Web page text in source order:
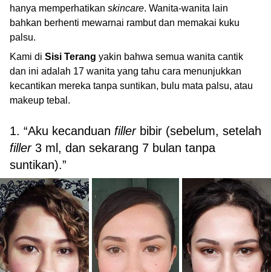
hanya memperhatikan skincare. Wanita-wanita lain
bahkan berhenti mewarnai rambut dan memakai kuku
palsu.
Kami di Sisi Terang yakin bahwa semua wanita cantik
dan ini adalah 17 wanita yang tahu cara menunjukkan
kecantikan mereka tanpa suntikan, bulu mata palsu, atau
makeup tebal.
1. “Aku kecanduan filler bibir (sebelum, setelah
filler 3 ml, dan sekarang 7 bulan tanpa
suntikan).”